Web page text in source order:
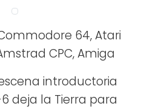
64, Atari
CPC, Amiga
introductoria
deja la Tierra para